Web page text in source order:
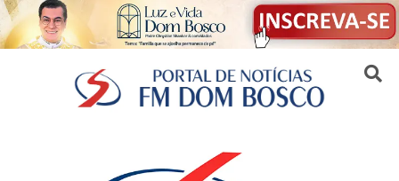
Sair da versão mobile